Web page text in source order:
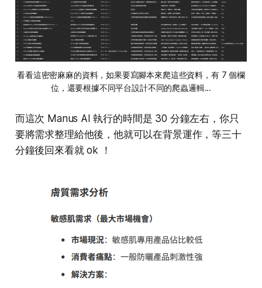
看看這密密麻麻的資料，如果要寫腳本來爬這些資料，有 7 個欄
位，還要根據不同平台設計不同的爬蟲邏輯...
而這次 Manus AI 執行的時間是 30 分鐘左右，你只
要將需求整理給他後，他就可以在背景運作，等三十
分鐘後回來看就 ok ！